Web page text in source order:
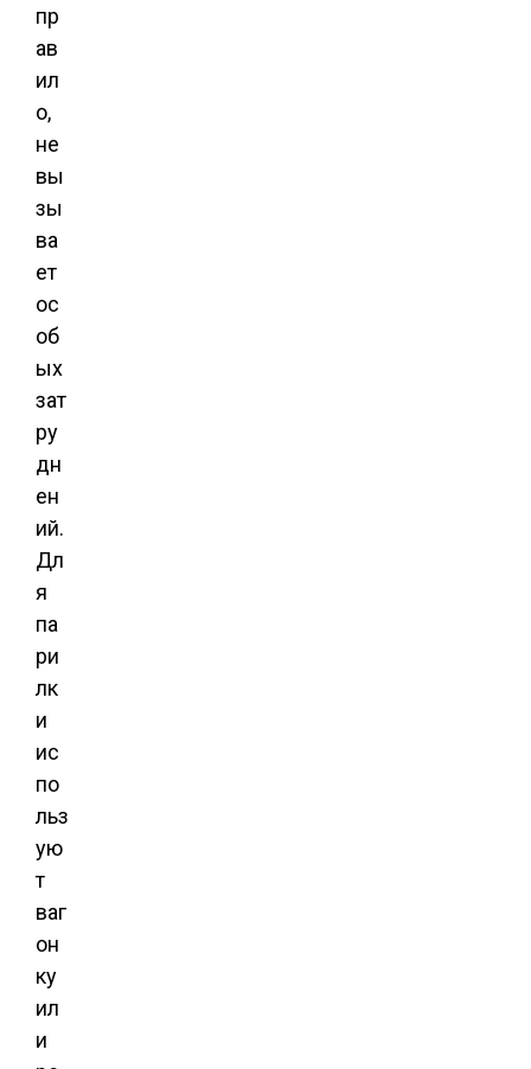
пр
ав
ил
о,
не
вы
зы
ва
ет
ос
об
ых
зат
ру
дн
ен
ий.
Дл
я
па
ри
лк
и
ис
по
льз
ую
т
ваг
он
ку
ил
и